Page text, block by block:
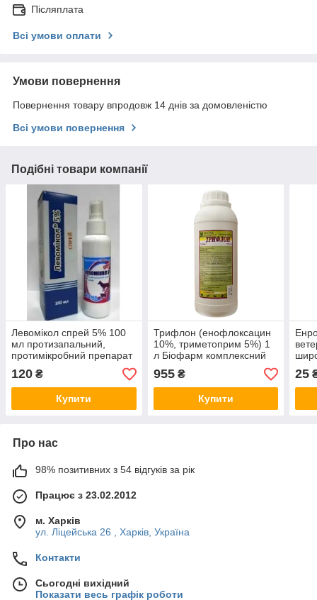
Післяплата
Всі умови оплати
Умови повернення
Повернення товару впродовж 14 днів за домовленістю
Всі умови повернення
Подібні товари компанії
Левомікол спрей 5% 100
мл протизапальний,
протимікробний препарат
для лікування ран у
тварин
120 ₴
Купити
Трифлон (енофлоксацин
10%, триметоприм 5%) 1
л Біофарм комплексний
ветеринарний антибіотик
955₴
Купити
25
Про нас
98% позитивних з 54 відгуків за рік
Працює з 23.02.2012
м. Харків
ул. Ліцейська 26 , Харків, Україна
Контакти
Сьогодні вихідний
Показати весь графік роботи